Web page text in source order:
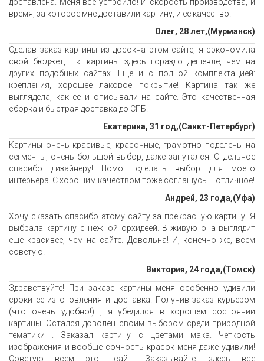
доставлена. Меня все устроило! И скорость производства, и
время, за которое мне доставили картину, и ее качество!
Олег, 28 лет,(Мурманск)
Сделав заказ картины из досокна этом сайте, я сэкономила
свой бюджет, т.к. картины здесь гораздо дешевле, чем на
других подобных сайтах. Еще и с полной комплектацией:
крепления, хорошее лаковое покрытие! Картина так же
выглядела, как ее и описывали на сайте. Это качественная
сборка и быстрая доставка до СПБ.
Екатерина, 31 год,(Санкт-Петербург)
Картины очень красивые, красочные, грамотно поделены на
сегменты, очень большой выбор, даже запутался. Отдельное
спасибо дизайнеру! Помог сделать выбор для моего
интерьера. С хорошим качеством тоже соглашусь – отличное!
Андрей, 23 года,(Уфа)
Хочу сказать спасибо этому сайту за прекрасную картину! Я
выбрала картину с нежной орхидеей. В живую она выглядит
еще красивее, чем на сайте. Довольна! И, конечно же, всем
советую!
Виктория, 24 года,(Томск)
Здравствуйте! При заказе картины меня особенно удивили
сроки ее изготовления и доставка. Получив заказ курьером
(что очень удобно!) , я убедился в хорошем состоянии
картины. Остался доволен своим выбором среди природной
тематики . Заказал картину с цветами мака. Четкость
изображения и вообще сочность красок меня даже удивили!
Советую всем этот сайт! Заказывайте, здесь все